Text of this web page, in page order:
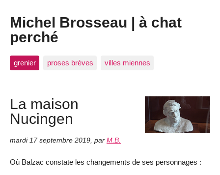
Michel Brosseau | à chat
perché
grenier proses brèves villes miennes
La maison
Nucingen
mardi 17 septembre 2019, par M.B.
Où Balzac constate les changements de ses personnages :